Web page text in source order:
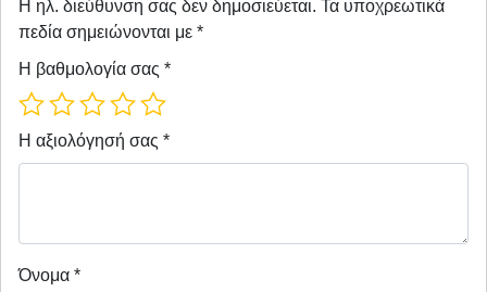
Η ηλ. διεύθυνση σας δεν δημοσιεύεται. Τα υποχρεωτικά
πεδία σημειώνονται με *
Η βαθμολογία σας *
Η αξιολόγησή σας *
Όνομα *